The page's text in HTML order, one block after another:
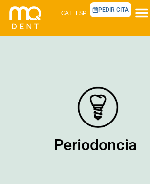
CAT ESP PEDIR CITA
Periodoncia